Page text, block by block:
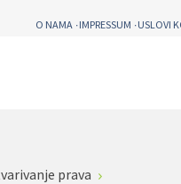
O NAMA IMPRESSUM USLOVI
prava